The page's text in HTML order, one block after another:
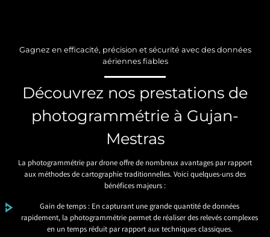
Gagnez en efficacité, précision et sécurité avec des données
aériennes fiables
Découvrez nos prestations de
photogrammétrie à Gujan-
Mestras
La photogrammétrie par drone offre de nombreux avantages par rapport
aux méthodes de cartographie traditionnelles. Voici quelques-uns des
bénéfices majeurs :
Gain de temps : En capturant une grande quantité de données
rapidement, la photogrammétrie permet de réaliser des relevés complexes
en un temps réduit par rapport aux techniques classiques.